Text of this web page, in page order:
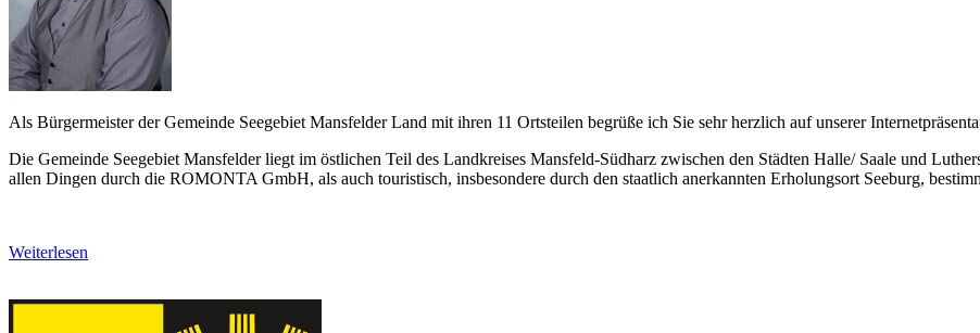
Als Bürgermeister der Gemeinde Seegebiet Mansfelder Land mit ihren 11 Ortsteilen begrüße ich Sie sehr herzlich auf unserer
Die Gemeinde Seegebiet Mansfelder liegt im östlichen Teil des Landkreises Mansfeld-Südharz zwischen den Städten Halle/ Saale und
allen Dingen durch die ROMONTA GmbH, als auch touristisch, insbesondere durch den staatlich anerkannten Erholungsort Seeburg,
Weiterlesen